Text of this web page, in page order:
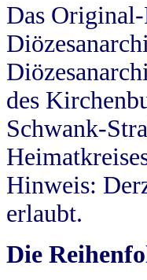
Das
des
Schwank-
Hinweis:
erlaubt.
Die